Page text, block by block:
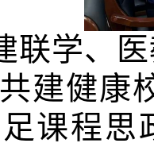
联学、
建健康
课程思